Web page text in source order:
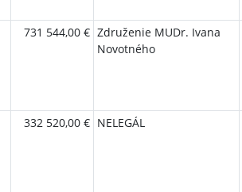
731 544,00 € Združenie MUDr. Ivana
Novotného
332 520,00 € NELEGÁL